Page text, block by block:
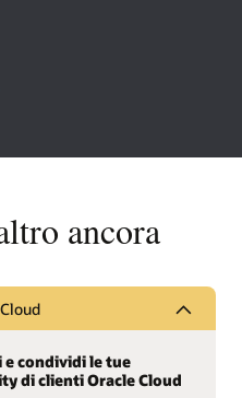
ancora
e condividi le tue
di clienti Oracle Cloud